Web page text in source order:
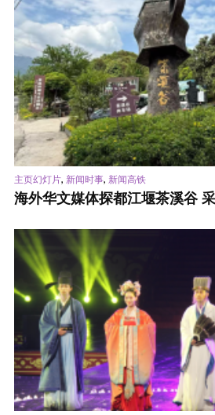
主页幻灯片, 新闻时事, 新闻高铁
海外华文媒体探都江堰茶溪谷